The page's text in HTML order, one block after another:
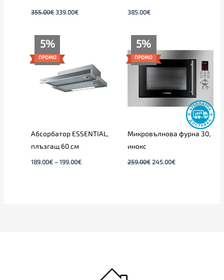
355.00€ 339.00€ 385.00€
5%
ПРОМО
Абсорбатор ESSENTIAL,
плъзгащ 60 см
189.00€ – 199.00€
through
199.00€
5%
ПРОМО
Микровълнова фурна 30,
инокс
259.00€
was:
259.00€.
245.00€
245.00€.